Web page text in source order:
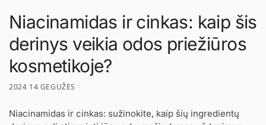
Niacinamidas ir cinkas: kaip šis
derinys veikia odos priežiūros
kosmetikoje?
2024 14 GEGUŽĖS
Niacinamidas ir cinkas: sužinokite, kaip šių ingredientų